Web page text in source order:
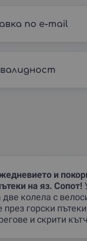
по e-mail
и
на яз. Сопот!
две колела с
горски
и скрити